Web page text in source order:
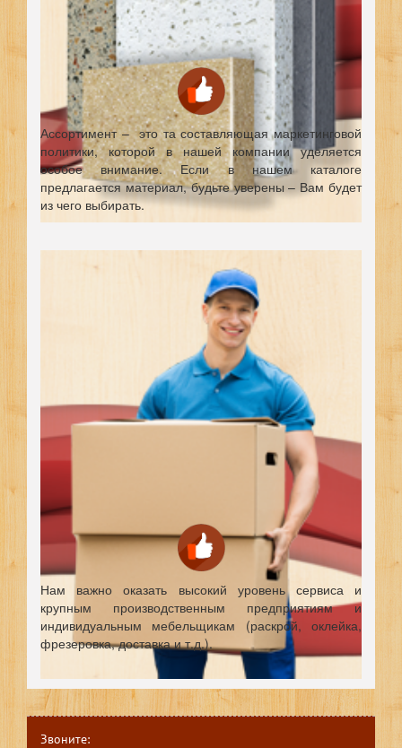
Ассортимент – это та составляющая маркетинговой
политики, которой в нашей компании уделяется
особое внимание. Если в нашем каталоге
предлагается материал, будьте уверены – Вам будет
из чего выбирать.
Нам важно оказать высокий уровень сервиса и
крупным производственным предприятиям и
индивидуальным мебельщикам (раскрой, оклейка,
фрезеровка, доставка и т.д.).
Звоните: